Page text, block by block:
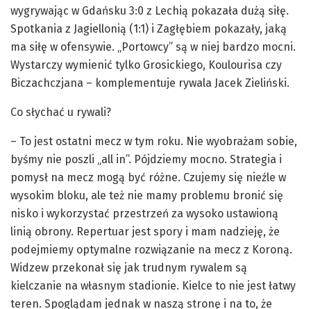
wygrywając w Gdańsku 3:0 z Lechią pokazała dużą siłę.
Spotkania z Jagiellonią (1:1) i Zagłębiem pokazały, jaką
ma siłę w ofensywie. „Portowcy” są w niej bardzo mocni.
Wystarczy wymienić tylko Grosickiego, Koulourisa czy
Biczachczjana – komplementuje rywala Jacek Zieliński.
Co słychać u rywali?
– To jest ostatni mecz w tym roku. Nie wyobrażam sobie,
byśmy nie poszli „all in”. Pójdziemy mocno. Strategia i
pomysł na mecz mogą być różne. Czujemy się nieźle w
wysokim bloku, ale też nie mamy problemu bronić się
nisko i wykorzystać przestrzeń za wysoko ustawioną
linią obrony. Repertuar jest spory i mam nadzieję, że
podejmiemy optymalne rozwiązanie na mecz z Koroną.
Widzew przekonał się jak trudnym rywalem są
kielczanie na własnym stadionie. Kielce to nie jest łatwy
teren. Spoglądam jednak w naszą stronę i na to, że